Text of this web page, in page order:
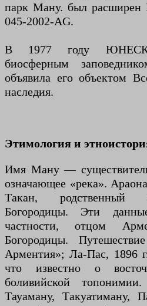
парк Ману. был
045-2002-AG.
В 1977 году
биосферным
объявила его объектом
наследия.
Этимология и
Имя Ману —
означающее «река».
Такан, родственный
Богородицы. Эти
частности, отцом
Богородицы.
Арментия»; Ла-Пас, 1896
что известно о
боливийской
Тауаману, Такуатиману,